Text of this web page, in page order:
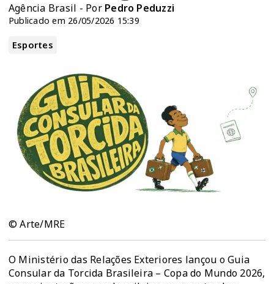
Agência Brasil - Por Pedro Peduzzi
Publicado em 26/05/2026 15:39
Esportes
© Arte/MRE
O Ministério das Relações Exteriores lançou o Guia
Consular da Torcida Brasileira – Copa do Mundo 2026,